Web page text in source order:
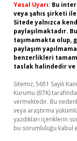
Yasal Uyarı: Bu
veya şahıs şirketi
Sitede yalnızca
paylaşılmaktadır.
taşımamakta olup,
paylaşım
benzerlikleri
taslak halindedir
Sitemiz, 5651 Sayılı
Kurumu (BTK)
vermektedir. Bu
veya araştırma
yazdıkları içeriklerin
bu sorumluluğu kabul